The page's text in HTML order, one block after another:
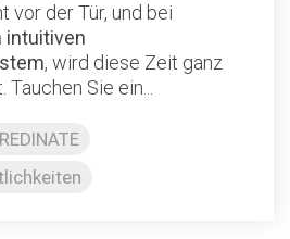
vor der Tür, und bei
intuitiven
, wird diese Zeit ganz
Sie ein...